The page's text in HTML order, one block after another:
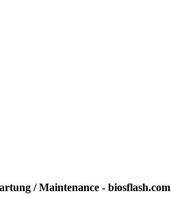
/ Maintenance - biosflash.com